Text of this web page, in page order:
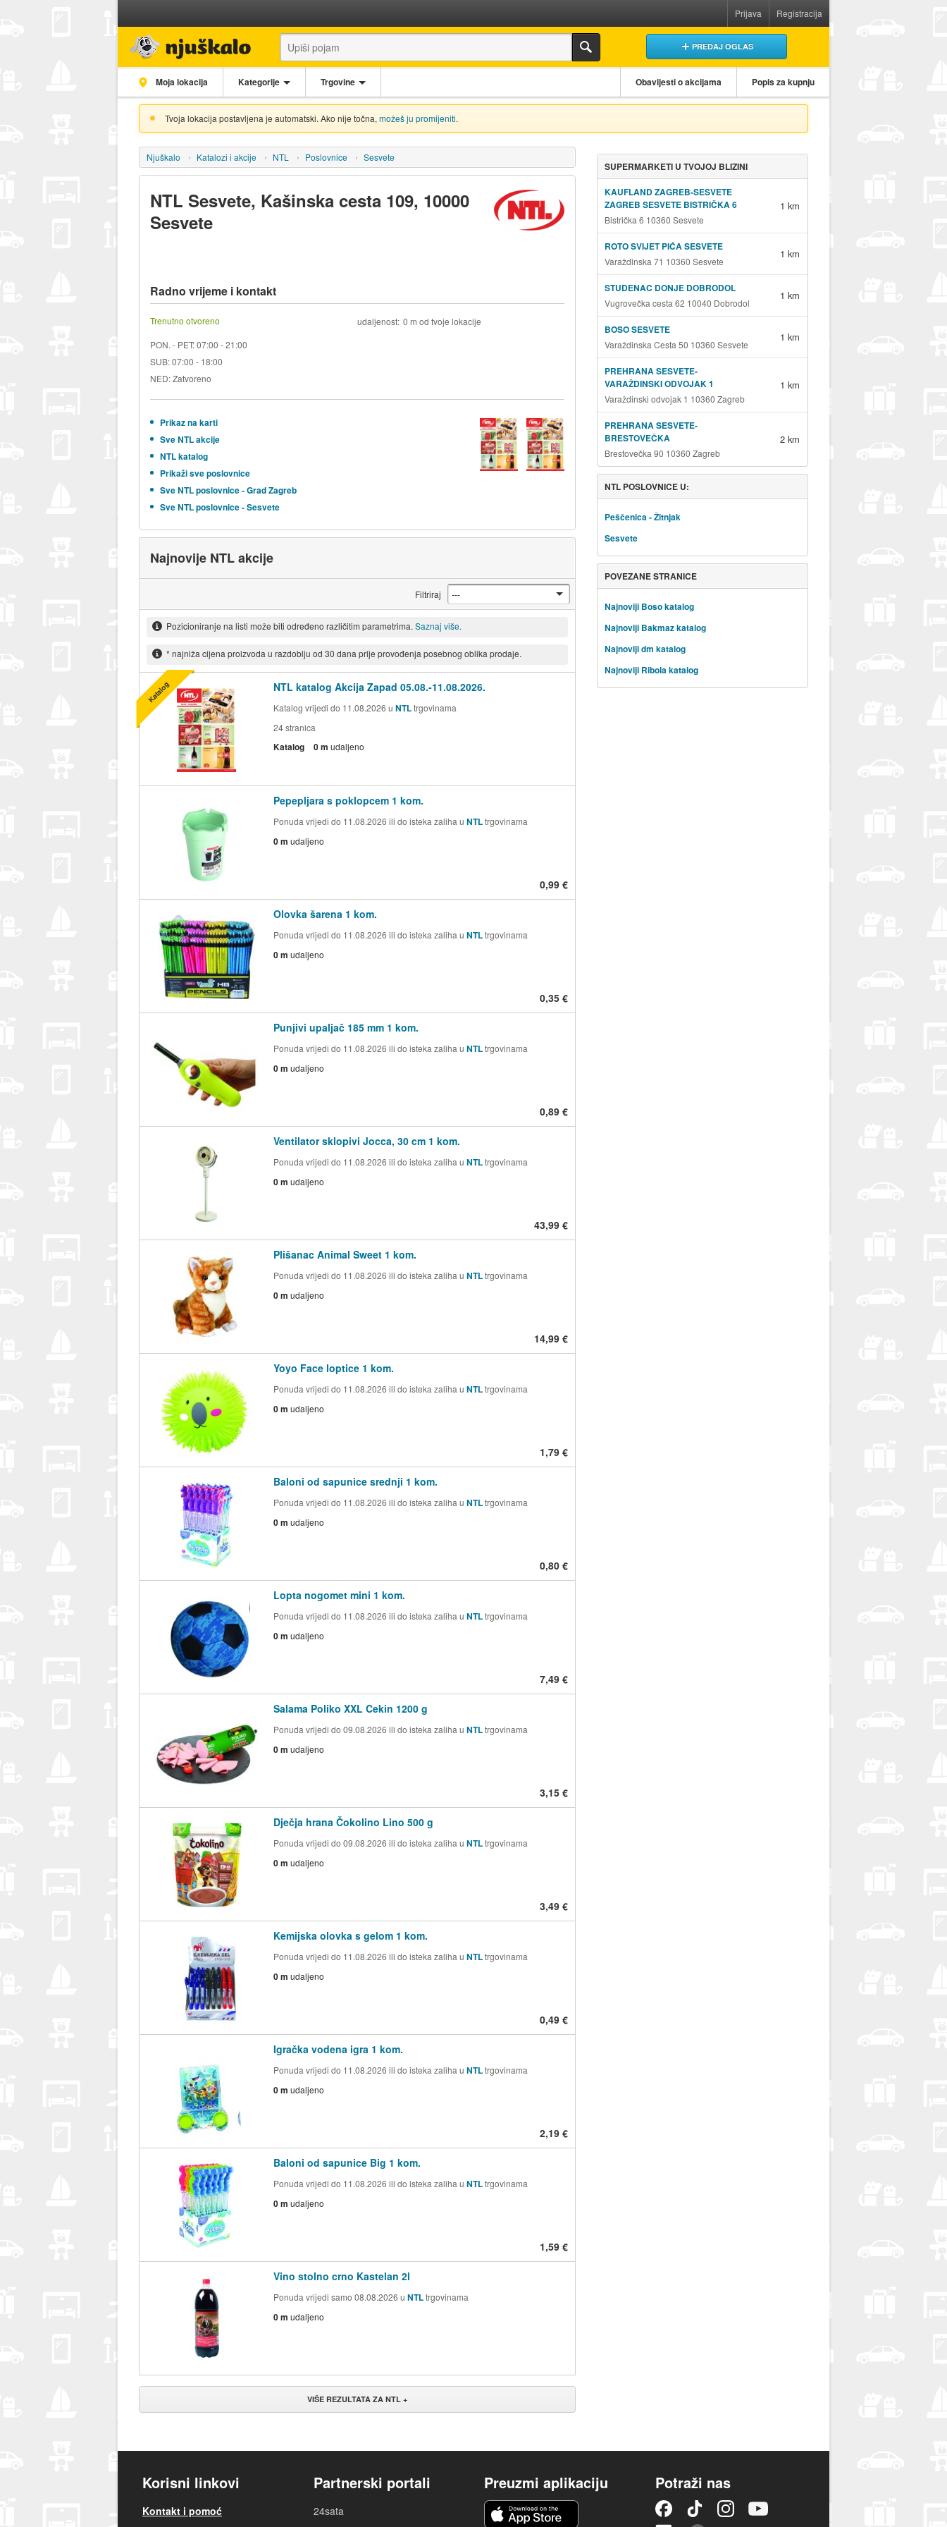
Prijava Registracija
PREDAJ OGLAS
Moja lokacija Kategorije Trgovine Obavijesti o akcijama Popis za kupnju
Tvoja lokacija postavljena je automatski. Ako nije točna, možeš ju promijeniti.
Njuškalo Katalozi i akcije NTL Poslovnice Sesvete
NTL Sesvete, Kašinska cesta 109, 10000
Sesvete
Radno vrijeme i kontakt
Trenutno otvoreno
PON. - PET: 07:00 - 21:00
SUB: 07:00 - 18:00
NED: Zatvoreno
udaljenost 0 m od tvoje lokacije
Prikaz na karti
Sve NTL akcije
NTL katalog
Prikaži sve poslovnice
Sve NTL poslovnice - Grad Zagreb
Sve NTL poslovnice - Sesvete
Najnovije NTL akcije
Filtriraj
Pozicioniranje na listi može biti određeno različitim parametrima. Saznaj više.
* najniža cijena proizvoda u razdoblju od 30 dana prije provođenja posebnog oblika prodaje.
NTL katalog Akcija Zapad 05.08.-11.08.2026.
Katalog vrijedi do 11.08.2026 u NTLtrgovinama
24stranica
Katalog 0 m udaljeno
Katalog
Pepepljara s poklopcem 1 kom.
Ponuda vrijedi do 11.08.2026 ili do isteka zaliha u NTLtrgovinama
0 m udaljeno
0,99 €
Olovka šarena 1 kom.
Ponuda vrijedi do 11.08.2026 ili do isteka zaliha u NTLtrgovinama
0 m udaljeno
0,35 €
Punjivi upaljač 185 mm 1 kom.
Ponuda vrijedi do 11.08.2026 ili do isteka zaliha u NTLtrgovinama
0 m udaljeno
0,89 €
Ventilator sklopivi Jocca, 30 cm 1 kom.
Ponuda vrijedi do 11.08.2026 ili do isteka zaliha u NTLtrgovinama
0 m udaljeno
43,99 €
Plišanac Animal Sweet 1 kom.
Ponuda vrijedi do 11.08.2026 ili do isteka zaliha u NTLtrgovinama
0 m udaljeno
14,99 €
Yoyo Face loptice 1 kom.
Ponuda vrijedi do 11.08.2026 ili do isteka zaliha u NTLtrgovinama
0 m udaljeno
1,79 €
Baloni od sapunice srednji 1 kom.
Ponuda vrijedi do 11.08.2026 ili do isteka zaliha u NTLtrgovinama
0 m udaljeno
0,80 €
Lopta nogomet mini 1 kom.
Ponuda vrijedi do 11.08.2026 ili do isteka zaliha u NTLtrgovinama
0 m udaljeno
7,49 €
Salama Poliko XXL Cekin 1200 g
Ponuda vrijedi do 09.08.2026 ili do isteka zaliha u NTLtrgovinama
0 m udaljeno
3,15 €
Dječja hrana Čokolino Lino 500 g
Ponuda vrijedi do 09.08.2026 ili do isteka zaliha u NTLtrgovinama
0 m udaljeno
3,49 €
Kemijska olovka s gelom 1 kom.
Ponuda vrijedi do 11.08.2026 ili do isteka zaliha u NTLtrgovinama
0 m udaljeno
0,49 €
Igračka vodena igra 1 kom.
Ponuda vrijedi do 11.08.2026 ili do isteka zaliha u NTLtrgovinama
0 m udaljeno
2,19 €
Baloni od sapunice Big 1 kom.
Ponuda vrijedi do 11.08.2026 ili do isteka zaliha u NTLtrgovinama
0 m udaljeno
1,59 €
Vino stolno crno Kastelan 2l
Ponuda vrijedi samo 08.08.2026 u NTLtrgovinama
0 m udaljeno
VIŠE REZULTATA ZA NTL +
SUPERMARKETI U TVOJOJ BLIZINI
KAUFLAND ZAGREB-SESVETE
ZAGREB SESVETE BISTRIČKA 6
Bistrička 6 10360 Sesvete
1 km
ROTO SVIJET PIĆA SESVETE
Varaždinska 71 10360 Sesvete
1 km
STUDENAC DONJE DOBRODOL
Vugrovečka cesta 62 10040 Dobrodol
1 km
BOSO SESVETE
Varaždinska Cesta 50 10360 Sesvete
1 km
PREHRANA SESVETE-
VARAŽDINSKI ODVOJAK 1
Varaždinski odvojak 1 10360 Zagreb
1 km
PREHRANA SESVETE-
BRESTOVEČKA
Brestovečka 90 10360 Zagreb
2 km
NTL POSLOVNICE U:
Peščenica - Žitnjak
Sesvete
POVEZANE STRANICE
Najnoviji Boso katalog
Najnoviji Bakmaz katalog
Najnoviji dm katalog
Najnoviji Ribola katalog
Korisni linkovi
Kontakt i pomoć
Partnerski portali
24sata
Preuzmi aplikaciju Potraži nas